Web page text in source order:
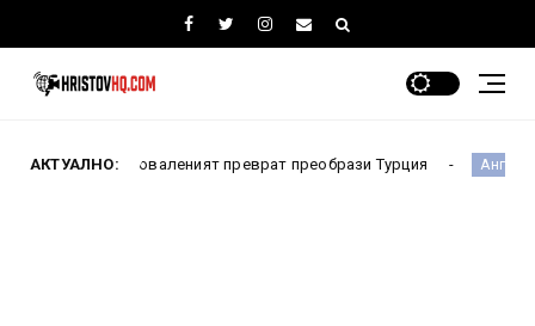
АКТУАЛНО:
Как проваленият преврат преобрази Турция Англия